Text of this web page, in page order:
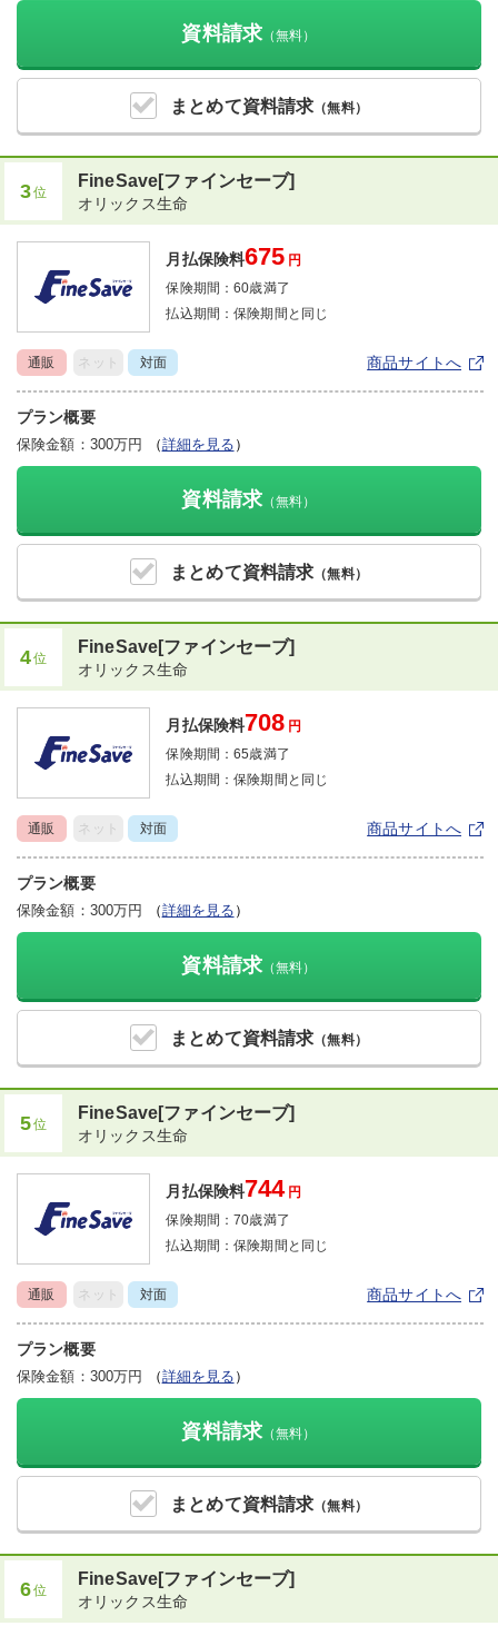
まとめて資料請求 （無料）
資料請求 （無料）
3位
まとめて資料請求 （無料）
FineSave[ファインセーブ]
オリックス生命
資料請求 （無料）
月払保険料675 円
保険期間：60歳満了
払込期間：保険期間と同じ
通販 ネット 対面 商品サイトへ
プラン概要
保険金額：300万円 （詳細を見る ）
4位
まとめて資料請求 （無料）
FineSave[ファインセーブ]
オリックス生命
資料請求 （無料）
月払保険料708 円
保険期間：65歳満了
払込期間：保険期間と同じ
通販 ネット 対面 商品サイトへ
プラン概要
保険金額：300万円 （詳細を見る ）
5位
まとめて資料請求 （無料）
FineSave[ファインセーブ]
オリックス生命
資料請求 （無料）
月払保険料744 円
保険期間：70歳満了
払込期間：保険期間と同じ
通販 ネット 対面 商品サイトへ
プラン概要
保険金額：300万円 （詳細を見る ）
6位
FineSave[ファインセーブ]
オリックス生命